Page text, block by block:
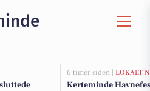
6 timer siden | LOKALT
Kerteminde